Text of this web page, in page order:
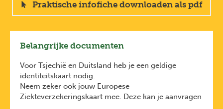
Praktische infofiche downloaden als pdf
Belangrijke documenten
Voor Tsjechië en Duitsland heb je een geldige
identiteitskaart nodig.
Neem zeker ook jouw Europese
Ziekteverzekeringskaart mee. Deze kan je aanvragen